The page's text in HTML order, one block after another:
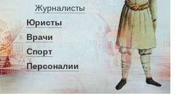
Журналисты
Юристы
Врачи
Спорт
Персоналии